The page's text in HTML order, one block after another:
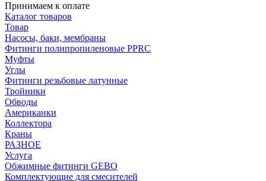
Принимаем к оплате
Каталог товаров
Товар
Насосы, баки, мембраны
Фитинги полипропиленовые PPRC
Муфты
Углы
Фитинги резьбовые латунные
Тройники
Обводы
Американки
Коллектора
Краны
РАЗНОЕ
Услуга
Обжимные фитинги GEBO
Комплектующие для смесителей